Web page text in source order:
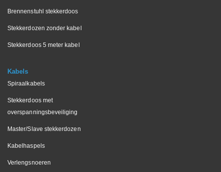
Brennenstuhl stekkerdoos
Stekkerdozen zonder kabel
Stekkerdoos 5 meter kabel
Kabels
Spiraalkabels
Stekkerdoos met
overspanningsbeveiliging
Master/Slave stekkerdozen
Kabelhaspels
Verlengsnoeren